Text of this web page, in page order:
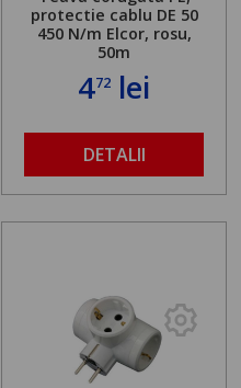
protectie cablu DE 50
450 N/m Elcor, rosu,
50m
472 lei
DETALII